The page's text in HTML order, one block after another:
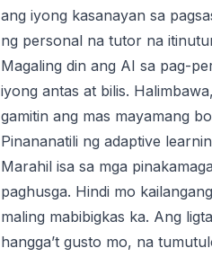
ang iyong kasanayan sa
ng personal na tutor na
Magaling din ang AI sa pag-
iyong antas at bilis.
gamitin ang mas mayamang
Pinananatili ng adaptive
Marahil isa sa mga
paghusga. Hindi mo
maling mabibigkas ka. Ang
hangga’t gusto mo, na